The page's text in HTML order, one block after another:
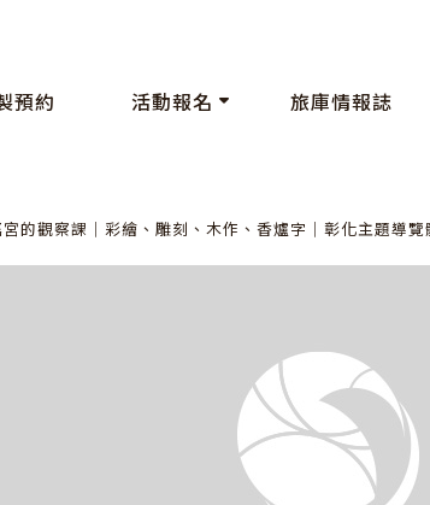
預約 活動報名 旅庫情報誌
宮的觀察課│彩繪、雕刻、木作、香爐字│彰化主題導覽